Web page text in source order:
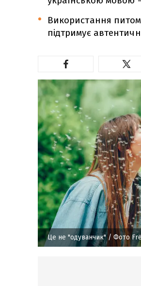
Використання
підтримує
Це не "одуванчик"/ Фото